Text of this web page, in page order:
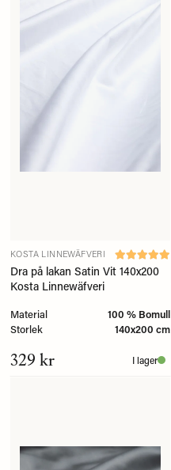
KOSTA LINNEWÄFVERI
Dra på lakan Satin Vit 140x200
Kosta Linnewäfveri
Material
100 % Bomull
Storlek
140x200 cm
329 kr I lager